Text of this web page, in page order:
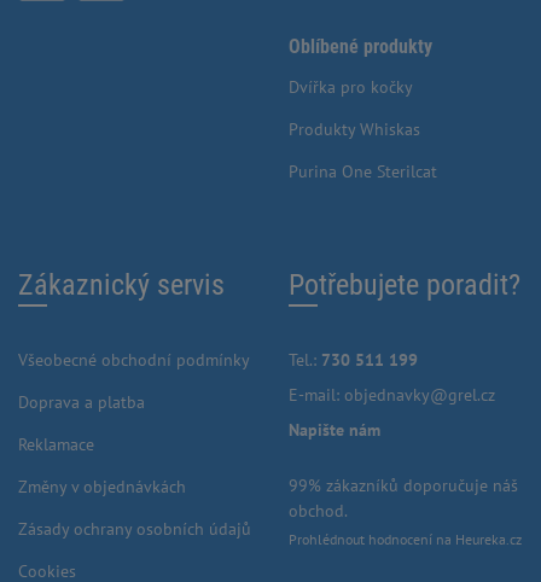
Oblíbené produkty
Dvířka pro kočky
Produkty Whiskas
Purina One Sterilcat
Zákaznický servis
Všeobecné obchodní podmínky
Doprava a platba
Reklamace
Změny v objednávkách
Zásady ochrany osobních údajů
Cookies
Potřebujete poradit?
Tel.: 730 511 199
E-mail: objednavky@grel.cz
Napište nám
99% zákazníků doporučuje náš
obchod.
Prohlédnout hodnocení na Heureka.cz